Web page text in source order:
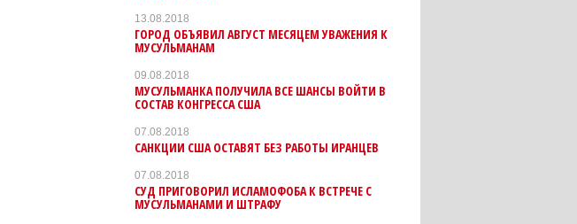
13.08.2018
ГОРОД ОБЪЯВИЛ АВГУСТ МЕСЯЦЕМ УВАЖЕНИЯ К
МУСУЛЬМАНАМ
09.08.2018
МУСУЛЬМАНКА ПОЛУЧИЛА ВСЕ ШАНСЫ ВОЙТИ В
СОСТАВ КОНГРЕССА США
07.08.2018
САНКЦИИ США ОСТАВЯТ БЕЗ РАБОТЫ ИРАНЦЕВ
07.08.2018
СУД ПРИГОВОРИЛ ИСЛАМОФОБА К ВСТРЕЧЕ С
МУСУЛЬМАНАМИ И ШТРАФУ